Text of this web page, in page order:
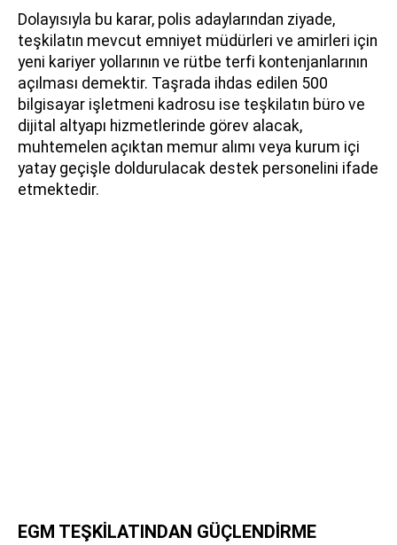
Dolayısıyla bu karar, polis adaylarından ziyade,
teşkilatın mevcut emniyet müdürleri ve amirleri için
yeni kariyer yollarının ve rütbe terfi kontenjanlarının
açılması demektir. Taşrada ihdas edilen 500
bilgisayar işletmeni kadrosu ise teşkilatın büro ve
dijital altyapı hizmetlerinde görev alacak,
muhtemelen açıktan memur alımı veya kurum içi
yatay geçişle doldurulacak destek personelini ifade
etmektedir.
EGM TEŞKİLATINDAN GÜÇLENDİRME